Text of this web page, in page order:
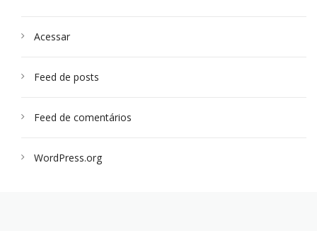
Acessar
Feed de posts
Feed de comentários
WordPress.org